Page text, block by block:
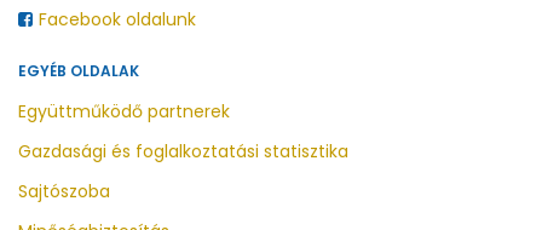
Facebook oldalunk
EGYÉB OLDALAK
Együttműködő partnerek
Gazdasági és foglalkoztatási statisztika
Sajtószoba